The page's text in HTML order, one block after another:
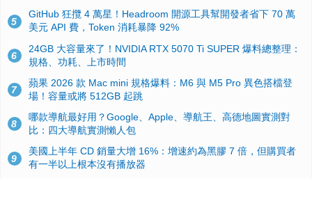
5
GitHub 狂攬 4 萬星！Headroom 開源工具幫開發者省下 70 萬
美元 API 費，Token 消耗暴降 92%
6
24GB 大容量來了！NVIDIA RTX 5070 Ti SUPER 爆料總整理：
規格、功耗、上市時間
7
蘋果 2026 款 Mac mini 規格爆料：M6 與 M5 Pro 異色搭檔登
場！容量或將 512GB 起跳
8
哪款導航最好用？Google、Apple、導航王、高德地圖實測對
比：四大導航實測懶人包
9
美國上半年 CD 銷量大增 16%：增速約為黑膠 7 倍，但購買者
有一半以上根本沒有播放器